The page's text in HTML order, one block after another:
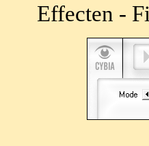
Effecten -